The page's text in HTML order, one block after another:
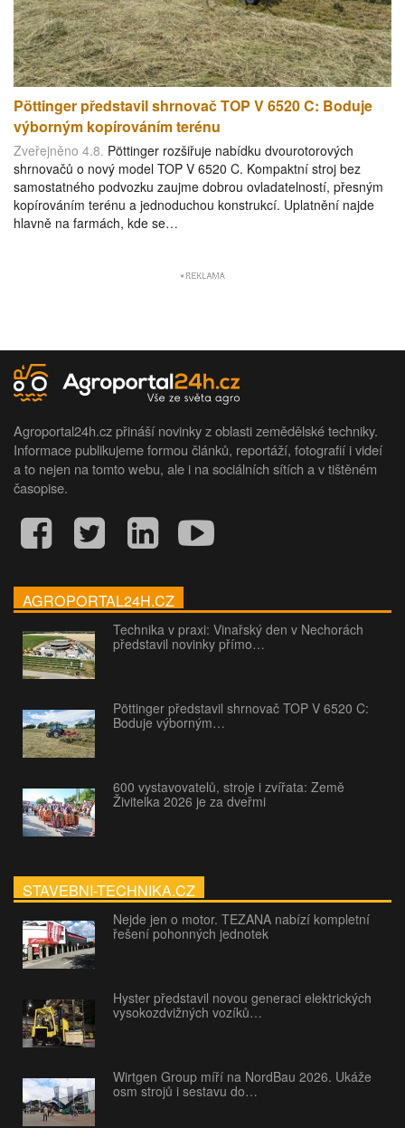
Pöttinger představil shrnovač TOP V 6520 C: Boduje
výborným kopírováním terénu
Zveřejněno 4.8. Pöttinger rozšiřuje nabídku dvourotorových
shrnovačů o nový model TOP V 6520 C. Kompaktní stroj bez
samostatného podvozku zaujme dobrou ovladatelností, přesným
kopírováním terénu a jednoduchou konstrukcí. Uplatnění najde
hlavně na farmách, kde se…
Agroportal24h.cz přináší novinky z oblasti zemědělské techniky.
Informace publikujeme formou článků, reportáží, fotografií i videí
a to nejen na tomto webu, ale i na sociálních sítích a v tištěném
časopise.
AGROPORTAL24H.CZ
Technika v praxi: Vinařský den v Nechorách
představil novinky přímo…
Pöttinger představil shrnovač TOP V 6520 C:
Boduje výborným…
600 vystavovatelů, stroje i zvířata: Země
Živitelka 2026 je za dveřmi
STAVEBNI-TECHNIKA.CZ
Nejde jen o motor. TEZANA nabízí kompletní
řešení pohonných jednotek
Hyster představil novou generaci elektrických
vysokozdvižných vozíků…
Wirtgen Group míří na NordBau 2026. Ukáže
osm strojů i sestavu do…